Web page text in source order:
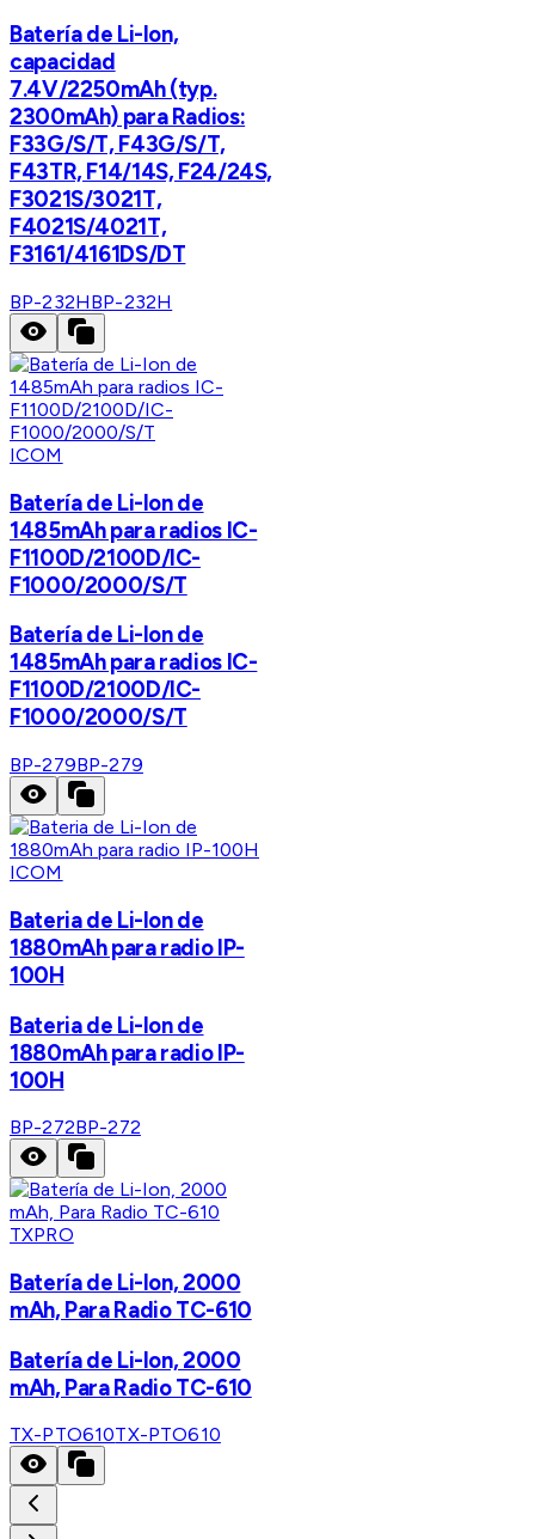
Batería de Li-Ion,
capacidad
7.4V/2250mAh (typ.
2300mAh) para Radios:
F33G/S/T, F43G/S/T,
F43TR, F14/14S, F24/24S,
F3021S/3021T,
F4021S/4021T,
F3161/4161DS/DT
BP-232HBP-232H
ICOM
Batería de Li-Ion de
1485mAh para radios IC-
F1100D/2100D/IC-
F1000/2000/S/T
Batería de Li-Ion de
1485mAh para radios IC-
F1100D/2100D/IC-
F1000/2000/S/T
BP-279BP-279
ICOM
Bateria de Li-Ion de
1880mAh para radio IP-
100H
Bateria de Li-Ion de
1880mAh para radio IP-
100H
BP-272BP-272
TXPRO
Batería de Li-Ion, 2000
mAh, Para Radio TC-610
Batería de Li-Ion, 2000
mAh, Para Radio TC-610
TX-PTO610TX-PTO610